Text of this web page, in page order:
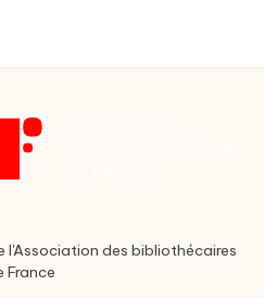
l'Association des bibliothécaires
France